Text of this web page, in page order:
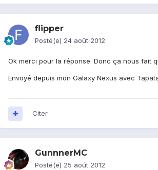
flipper
Posté(e) 24 août 2012
Ok merci pour la réponse. Donc ça nous fait
Envoyé depuis mon Galaxy Nexus avec
Citer
GunnnerMC
Posté(e) 25 août 2012